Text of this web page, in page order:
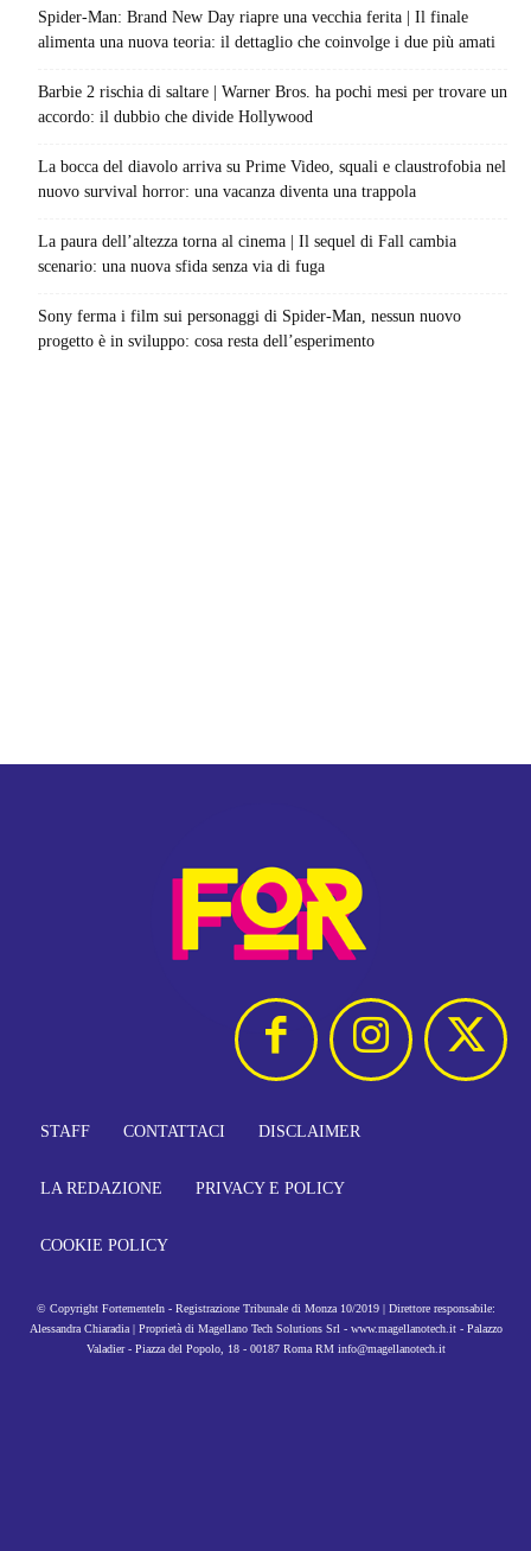
Spider-Man: Brand New Day riapre una vecchia ferita | Il finale
alimenta una nuova teoria: il dettaglio che coinvolge i due più amati
Barbie 2 rischia di saltare | Warner Bros. ha pochi mesi per trovare un
accordo: il dubbio che divide Hollywood
La bocca del diavolo arriva su Prime Video, squali e claustrofobia nel
nuovo survival horror: una vacanza diventa una trappola
La paura dell’altezza torna al cinema | Il sequel di Fall cambia
scenario: una nuova sfida senza via di fuga
Sony ferma i film sui personaggi di Spider-Man, nessun nuovo
progetto è in sviluppo: cosa resta dell’esperimento
STAFF CONTATTACI DISCLAIMER
LA REDAZIONE PRIVACY E POLICY
COOKIE POLICY
© Copyright FortementeIn - Registrazione Tribunale di Monza 10/2019 | Direttore responsabile:
Alessandra Chiaradia | Proprietà di Magellano Tech Solutions Srl - www.magellanotech.it - Palazzo
Valadier - Piazza del Popolo, 18 - 00187 Roma RM info@magellanotech.it